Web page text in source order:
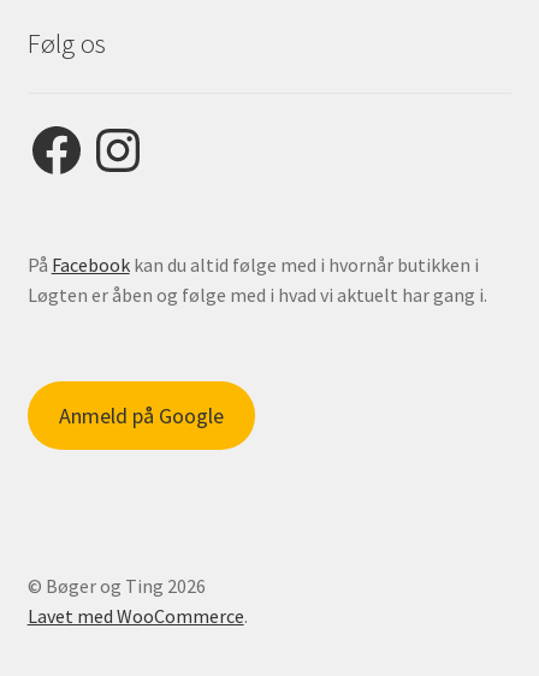
Følg os
FacebookInstagram
På Facebookkan du altid følge med i hvornår butikken i
Løgten er åben og følge med i hvad vi aktuelt har gang i.
Anmeld på Google
© Bøger og Ting 2026
Lavet med WooCommerce.